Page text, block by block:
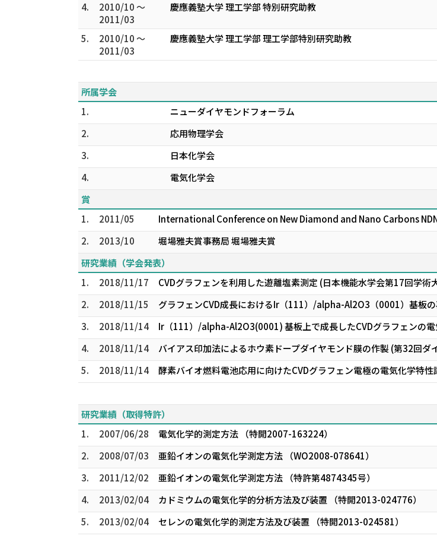
4.
2010/10 ～
2011/03
慶應義塾大学 理工学部 特別研究助教
5.
2010/10 ～
2011/03
慶應義塾大学 理工学部 理工学部特別研究助教
所属学会
1.
ニューダイヤモンドフォーラム
2.
応用物理学会
3.
日本化学会
4.
電気化学会
賞
1.
2011/05
International Conference on New Diamond and Nano Carbons
2.
2013/10
堀場雅夫賞事務局 堀場雅夫賞
研究業績（学会発表）
1.
2018/11/17
CVDグラフェンを利用した遊離塩素測定 (日本機能水学会第17回学術
2.
2018/11/15
グラフェンCVD成長におけるIr（111）/alpha-Al2O3（0001）基板
3.
2018/11/14
Ir（111）/alpha-Al2O3(0001) 基板上で成長したCVDグラフェンの
4.
2018/11/14
バイアス印加法によるホウ素ドープダイヤモンド膜の作製 (第32回ダ
5.
2018/11/14
酵素バイオ燃料電池応用に向けたCVDグラフェン電極の電気化学特
研究業績（取得特許）
1.
2007/06/28
電気化学的測定方法 （特開2007-163224）
2.
2008/07/03
亜鉛イオンの電気化学測定方法 （WO2008-078641）
3.
2011/12/02
亜鉛イオンの電気化学測定方法 （特許第4874345号）
4.
2013/02/04
カドミウムの電気化学的分析方法及び装置 （特開2013-024776）
5.
2013/02/04
セレンの電気化学的測定方法及び装置 （特開2013-024581）